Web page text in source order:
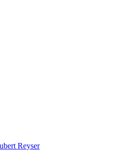
Reyser